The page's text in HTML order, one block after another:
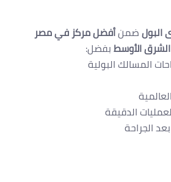
البولضمنأفضل مركز في مصر
الأوسطبفضل:
المسالك البولية
الدقيقة
الجراحة